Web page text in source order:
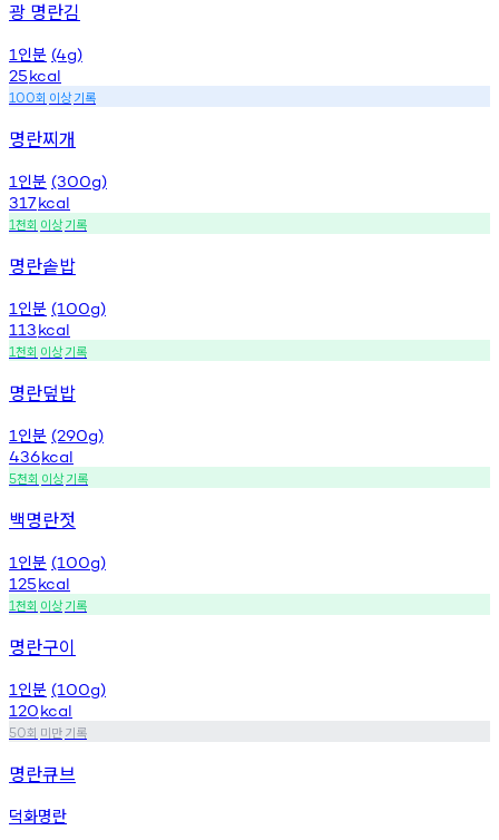
광 명란김
1 인분 (4g)
25kcal
100회 이상기록
명란찌개
1 인분 (300g)
317kcal
1천회 이상기록
명란솥밥
1 인분 (100g)
113kcal
1천회 이상기록
명란덮밥
1 인분 (290g)
436kcal
5천회 이상기록
백명란젓
1 인분 (100g)
125kcal
1천회 이상기록
명란구이
1 인분 (100g)
120kcal
50회 미만기록
명란큐브
덕화명란